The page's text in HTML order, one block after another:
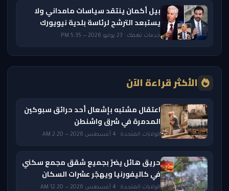
بيل أكمان ينتقد سياسات مامداني ولا
يستبعد الترشح لرئاسة بلدية نيويورك
خدمات تهمك · 23 يوليو 2026 — 5:35 PM
الأكثر قراءة الآن
اعتقال مشتبه بإشعال أحد حرائق سبوكين
المدمرة في شرق واشنطن
الولايات المتحدة · 4 أغسطس 2026 — 2:20 AM
حريق هائل يضرّ بجميع شقق مجمع سكني
في كاليفورنيا ويهجّر عشرات السكان
الولايات المتحدة · 4 أغسطس 2026 — 12:20 AM